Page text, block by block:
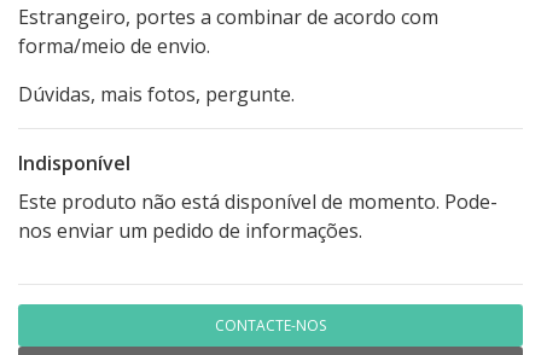
Estrangeiro, portes a combinar de acordo com
forma/meio de envio.
Dúvidas, mais fotos, pergunte.
Indisponível
Este produto não está disponível de momento. Pode-
nos enviar um pedido de informações.
CONTACTE-NOS